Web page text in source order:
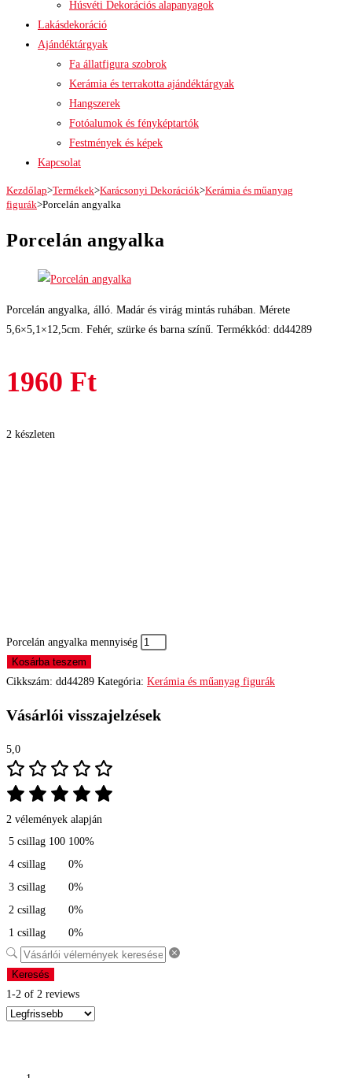
Húsvéti Dekorációs alapanyagok
Lakásdekoráció
Ajándéktárgyak
Fa állatfigura szobrok
Kerámia és terrakotta ajándéktárgyak
Hangszerek
Fotóalumok és fényképtartók
Festmények és képek
Kapcsolat
Kezdőlap>Termékek>Karácsonyi Dekorációk>Kerámia és műanyag
figurák>Porcelán angyalka
Porcelán angyalka
Porcelán angyalka, álló. Madár és virág mintás ruhában. Mérete
5,6×5,1×12,5cm. Fehér, szürke és barna színű. Termékkód: dd44289
1960 Ft
2 készleten
Porcelán angyalka mennyiség
Kosárba teszem
Cikkszám: dd44289 Kategória: Kerámia és műanyag figurák
Vásárlói visszajelzések
5,0
2 vélemények alapján
5 csillag 100 100%
4 csillag
0%
3 csillag
0%
2 csillag
0%
1 csillag
0%
Keresés
1-2 of 2 reviews